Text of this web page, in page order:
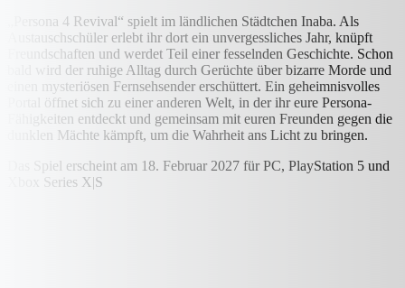
„Persona 4 Revival“ spielt im ländlichen Städtchen Inaba. Als
Austauschschüler erlebt ihr dort ein unvergessliches Jahr, knüpft
Freundschaften und werdet Teil einer fesselnden Geschichte. Schon
bald wird der ruhige Alltag durch Gerüchte über bizarre Morde und
einen mysteriösen Fernsehsender erschüttert. Ein geheimnisvolles
Portal öffnet sich zu einer anderen Welt, in der ihr eure Persona-
Fähigkeiten entdeckt und gemeinsam mit euren Freunden gegen die
dunklen Mächte kämpft, um die Wahrheit ans Licht zu bringen.
Das Spiel erscheint am 18. Februar 2027 für PC, PlayStation 5 und
Xbox Series X|S